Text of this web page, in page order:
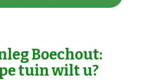
Boechout:
tuin wilt u?